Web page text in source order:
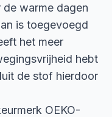
warme dagen
is toegevoegd
het meer
hebt
de stof hierdoor
OEKO-